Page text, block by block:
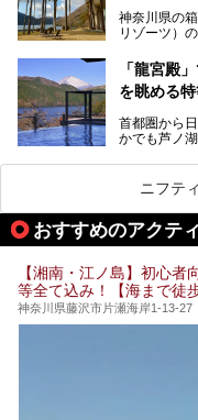
神奈川県に
など、“非日
う」という
そこで今回
業」「駅近
今の気分に
神奈川県の
リゾーツ）
「箱根仙石
「ザ・プリ
プ（旗艦）
昭和の日本
に建てた桃
提供元：株
【PR】
この記事は
「龍宮殿
を眺める
首都圏から
かでも芦ノ
が楽しめる
そしてここ
して宿泊も
加えて、朝6
のお風呂が
今回は日帰
（以下、龍
蛸川温泉 龍
りお伝えし
ここは箱根
4つの神社
提供元：株
ニフテ
おすすめのアクテ
【湘南・江ノ島】初心
等全て込み！【海まで徒
神奈川県藤沢市片瀬海岸1-13-27